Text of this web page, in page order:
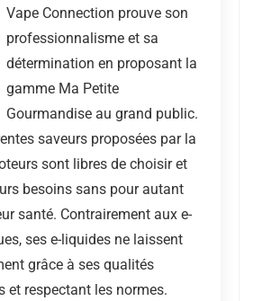
Vape Connection prouve son
professionnalisme et sa
détermination en proposant la
gamme Ma Petite
Gourmandise au grand public.
saveurs proposées par la
sont libres de choisir et
besoins sans pour autant
santé. Contrairement aux e-
ses e-liquides ne laissent
grâce à ses qualités
et respectant les normes.